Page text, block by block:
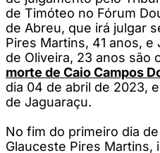
de Timóteo no Fórum
de Abreu, que irá julgar
Pires Martins, 41 anos,
de Oliveira, 23 anos são
morte de Caio Campos
dia 04 de abril de 2023,
de Jaguaraçu.
No fim do primeiro dia
Glauceste Pires Martins,